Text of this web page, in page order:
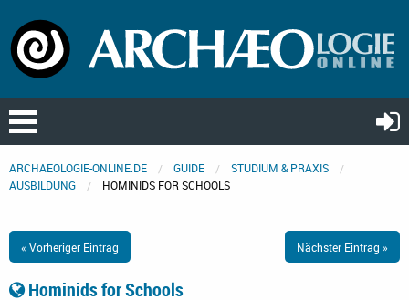
ARCHAEOLOGIE-ONLINE.DE GUIDE
STUDIUM & PRAXIS
AUSBILDUNG
HOMINIDS FOR SCHOOLS
« Vorheriger Eintrag Nächster Eintrag »
Hominids for Schools